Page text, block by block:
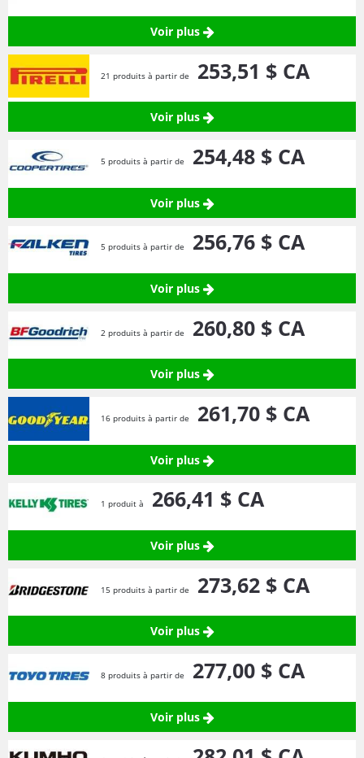
Voir plus
21 produits à partir de 253,51 $ CA
Voir plus
5 produits à partir de 254,48 $ CA
Voir plus
5 produits à partir de 256,76 $ CA
Voir plus
2 produits à partir de 260,80 $ CA
Voir plus
16 produits à partir de 261,70 $ CA
Voir plus
1 produit à 266,41 $ CA
Voir plus
15 produits à partir de 273,62 $ CA
Voir plus
8 produits à partir de 277,00 $ CA
Voir plus